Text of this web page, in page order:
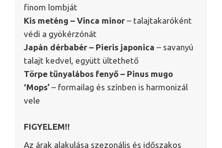
finom lombját
Kis meténg – Vinca minor – talajtakaróként
védi a gyökérzónát
Japán dérbabér – Pieris japonica – savanyú
talajt kedvel, együtt ültethető
Törpe tűnyalábos fenyő – Pinus mugo
‘Mops’ – formailag és színben is harmonizál
vele
FIGYELEM!!
Az árak alakulása szezonális és időszakos